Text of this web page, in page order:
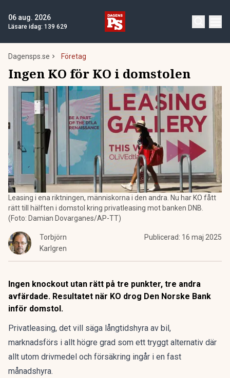
06 aug. 2026
Läsare idag: 139 629
Dagensps.se Företag
Ingen KO för KO i domstolen
Leasing i ena riktningen, människorna i den andra. Nu har KO fått
rätt till hälften i domstol kring privatleasing mot banken DNB.
(Foto: Damian Dovarganes/AP-TT)
Torbjörn
Karlgren
Publicerad: 16 maj 2025
Ingen knockout utan rätt på tre punkter, tre andra
avfärdade. Resultatet när KO drog Den Norske Bank
inför domstol.
Privatleasing, det vill säga långtidshyra av bil,
marknadsförs i allt högre grad som ett tryggt alternativ där
allt utom drivmedel och försäkring ingår i en fast
månadshyra.